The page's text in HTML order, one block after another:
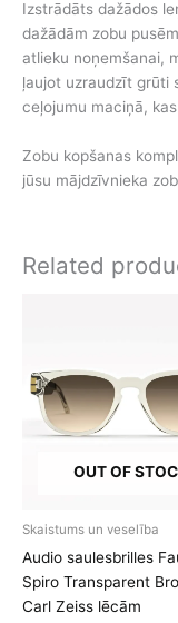
Izstrādāts dažādos
dažādām zobu
atlieku noņemšanai,
ļaujot uzraudzīt grūti
ceļojumu maciņā,
Zobu kopšanas
jūsu mājdzīvnieka
Related
OUT OF
Skaistums un veselība
Audio saulesbrilles
Spiro Transparent
Carl Zeiss lēcām